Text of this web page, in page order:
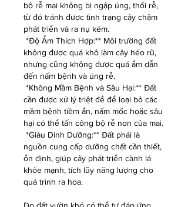
bộ rễ mai không bị ngập úng, thối rễ,
từ đó tránh được tình trạng cây chậm
phát triển và ra nụ kém.
*Độ Ẩm Thích Hợp:** Môi trường đất
không được quá khô làm cây héo rũ,
nhưng cũng không được quá ẩm dẫn
đến nấm bệnh và úng rễ.
*Không Mầm Bệnh và Sâu Hại:** Đất
cần được xử lý triệt để để loại bỏ các
mầm bệnh tiềm ẩn, nấm mốc hoặc sâu
hại có thể tấn công bộ rễ non của mai.
*Giàu Dinh Dưỡng:** Đất phải là
nguồn cung cấp dưỡng chất cần thiết,
ổn định, giúp cây phát triển cành lá
khỏe mạnh, tích lũy năng lượng cho
quá trình ra hoa.